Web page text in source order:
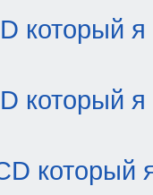
который я
который я
который